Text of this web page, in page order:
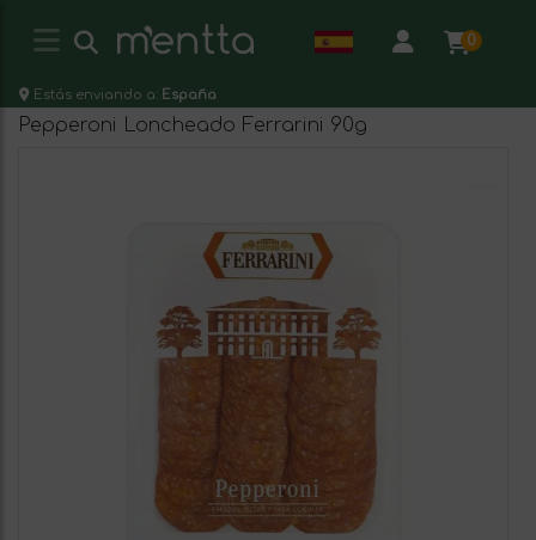
0
Estás enviando a: España
Pepperoni Loncheado Ferrarini 90g